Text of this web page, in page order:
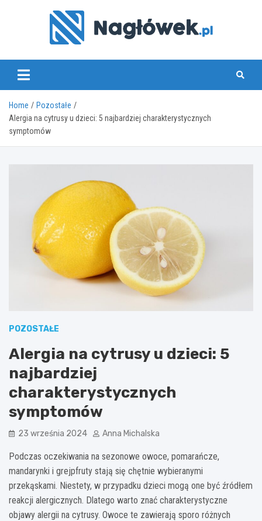
www.naglowek.pl
Home
Pozostałe
Alergia na cytrusy u dzieci: 5 najbardziej charakterystycznych
symptomów
POZOSTAŁE
Alergia na cytrusy u dzieci: 5
najbardziej
charakterystycznych
symptomów
23 września 2024 Anna Michalska
Podczas oczekiwania na sezonowe owoce, pomarańcze,
mandarynki i grejpfruty stają się chętnie wybieranymi
przekąskami. Niestety, w przypadku dzieci mogą one być źródłem
reakcji alergicznych. Dlatego warto znać charakterystyczne
objawy alergii na cytrusy. Owoce te zawierają sporo różnych